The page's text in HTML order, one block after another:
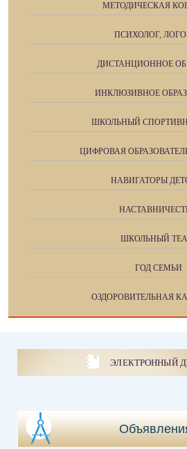
МЕТОДИЧЕСКАЯ
ПСИХОЛОГ,
ДИСТАНЦИОННОЕ
ИНКЛЮЗИВНОЕ
ШКОЛЬНЫЙ
ЦИФРОВАЯ
НАВИГАТОРЫ
ШКОЛЬНЫЙ
ГОД СЕМЬИ
ОЗДОРОВИТЕЛЬНАЯ
ЭЛЕКТРОННЫЙ